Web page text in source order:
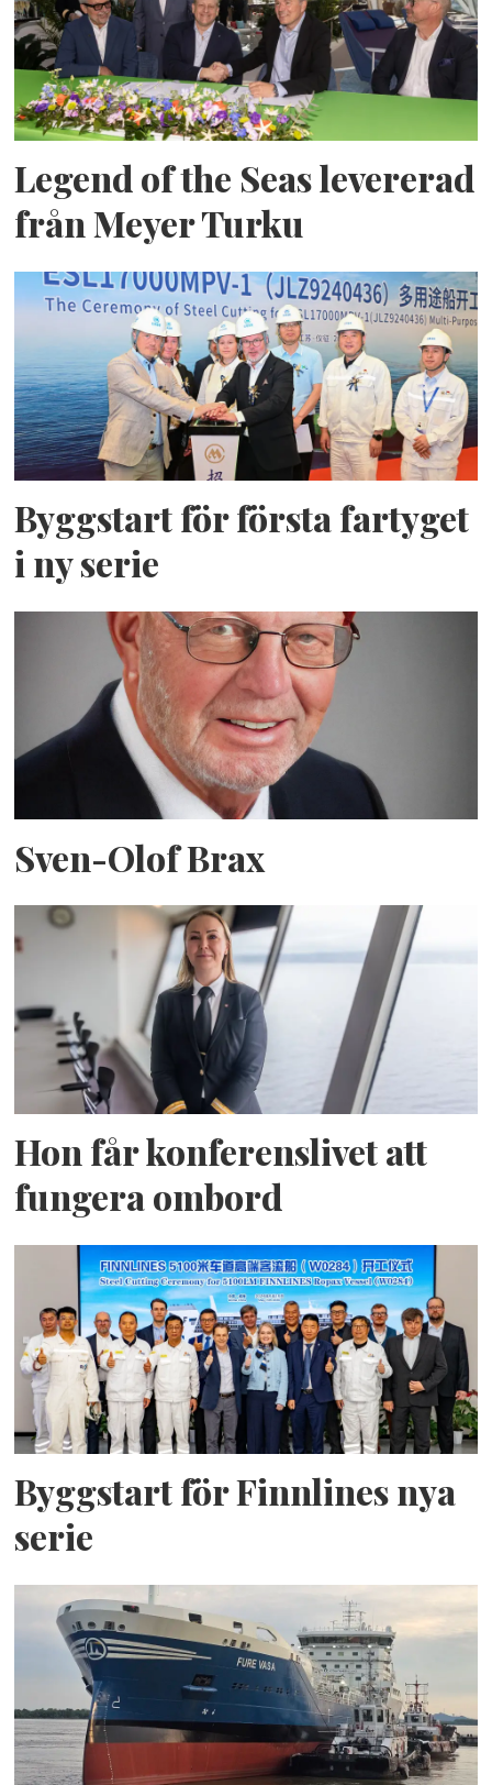
Legend of the Seas levererad
från Meyer Turku
Byggstart för första fartyget
i ny serie
Sven-Olof Brax
Hon får konferenslivet att
fungera ombord
Byggstart för Finnlines nya
serie